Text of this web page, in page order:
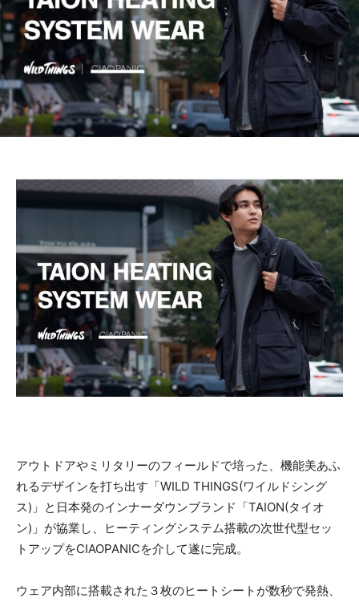
アウトドアやミリタリーのフィールドで培った、機能美あふ
れるデザインを打ち出す「WILD THINGS(ワイルドシング
ス)」と日本発のインナーダウンブランド「TAION(タイオ
ン)」が協業し、ヒーティングシステム搭載の次世代型セッ
トアップをCIAOPANICを介して遂に完成。
ウェア内部に搭載された３枚のヒートシートが数秒で発熱、